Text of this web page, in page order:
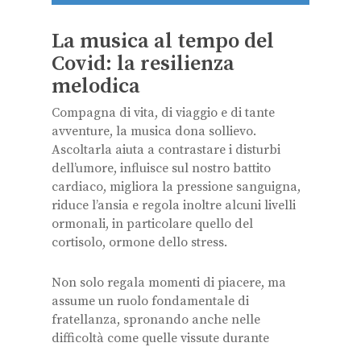
La musica al tempo del
Covid: la resilienza
melodica
Compagna di vita, di viaggio e di tante
avventure, la musica dona sollievo.
Ascoltarla aiuta a contrastare i disturbi
dell’umore, influisce sul nostro battito
cardiaco, migliora la pressione sanguigna,
riduce l’ansia e regola inoltre alcuni livelli
ormonali, in particolare quello del
cortisolo, ormone dello stress.
Non solo regala momenti di piacere, ma
assume un ruolo fondamentale di
fratellanza, spronando anche nelle
difficoltà come quelle vissute durante